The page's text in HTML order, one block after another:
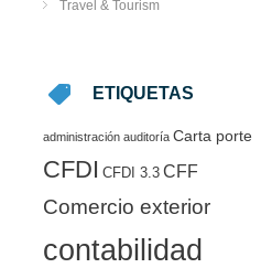
Travel & Tourism
ETIQUETAS
administración auditoría Carta porte
CFDI CFDI 3.3 CFF
Comercio exterior
contabilidad